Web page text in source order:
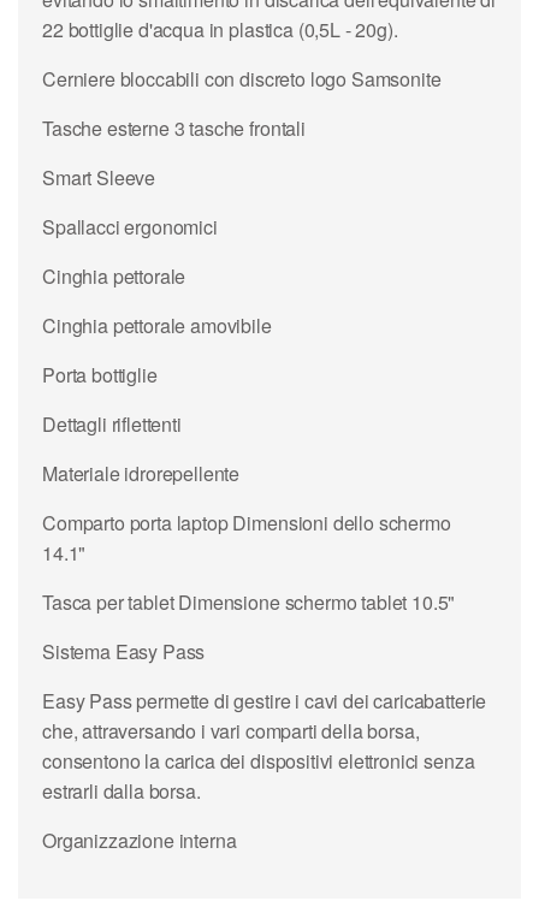
22 bottiglie d'acqua in plastica (0,5L - 20g).
Cerniere bloccabili con discreto logo Samsonite
Tasche esterne 3 tasche frontali
Smart Sleeve
Spallacci ergonomici
Cinghia pettorale
Cinghia pettorale amovibile
Porta bottiglie
Dettagli riflettenti
Materiale idrorepellente
Comparto porta laptop Dimensioni dello schermo
14.1"
Tasca per tablet Dimensione schermo tablet 10.5"
Sistema Easy Pass
Easy Pass permette di gestire i cavi dei caricabatterie
che, attraversando i vari comparti della borsa,
consentono la carica dei dispositivi elettronici senza
estrarli dalla borsa.
Organizzazione interna